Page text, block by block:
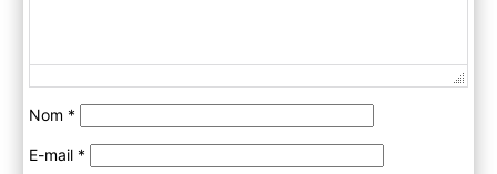
Nom *
E-mail *